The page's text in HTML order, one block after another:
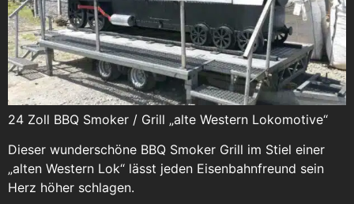
24 Zoll BBQ Smoker / Grill „alte Western Lokomotive“
Dieser wunderschöne BBQ Smoker Grill im Stiel einer
„alten Western Lok“ lässt jeden Eisenbahnfreund sein
Herz höher schlagen.